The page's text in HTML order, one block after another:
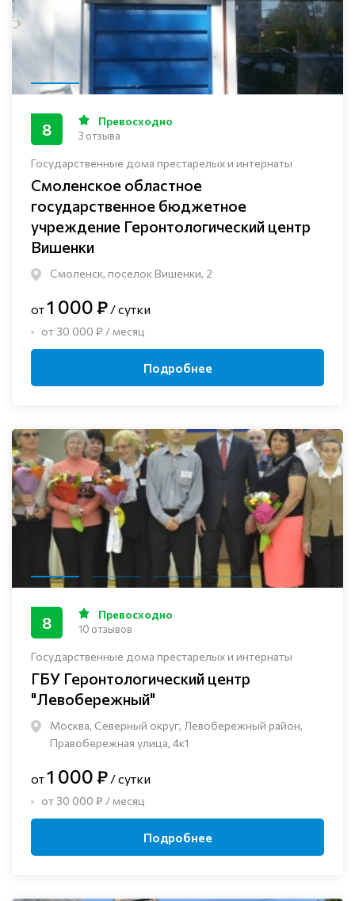
Государственные дома престарелых и интернаты
Смоленское областное
государственное бюджетное
учреждение Геронтологический центр
Вишенки
Смоленск, поселок Вишенки, 2
8 Превосходно
3 отзыва
от1 000 ₽ / сутки
от 30 000 ₽ / месяц
Подробнее
Государственные дома престарелых и интернаты
ГБУ Геронтологический центр
"Левобережный"
Москва, Северный округ, Левобережный район,
Правобережная улица, 4к1
8 Превосходно
10 отзывов
от1 000 ₽ / сутки
от 30 000 ₽ / месяц
Подробнее